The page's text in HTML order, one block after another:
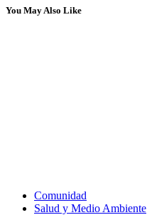
You May Also Like
Comunidad
Salud y Medio Ambiente